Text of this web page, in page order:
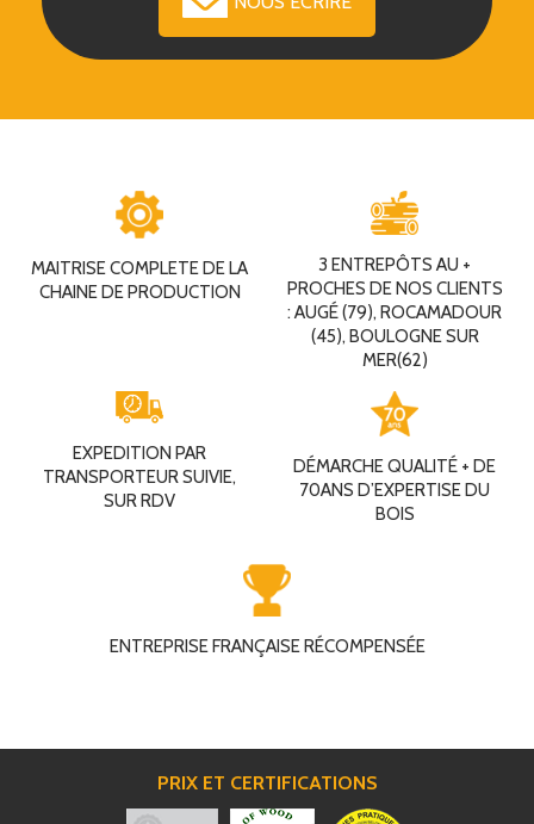
MAITRISE COMPLETE DE LA
CHAINE DE PRODUCTION
3 ENTREPÔTS AU +
PROCHES DE NOS CLIENTS
: AUGÉ (79), ROCAMADOUR
(45), BOULOGNE SUR
MER(62)
EXPEDITION PAR
TRANSPORTEUR SUIVIE,
SUR RDV
DÉMARCHE QUALITÉ + DE
70ANS D’EXPERTISE DU
BOIS
ENTREPRISE FRANÇAISE RÉCOMPENSÉE
PRIX ET CERTIFICATIONS